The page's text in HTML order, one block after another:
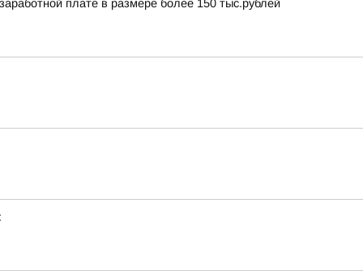
плате в размере более 150 тыс.рублей